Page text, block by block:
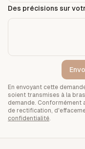
Des précisions sur
En envoyant cette
soient transmises à la
demande. Conformément
de rectification,
confidentialité.